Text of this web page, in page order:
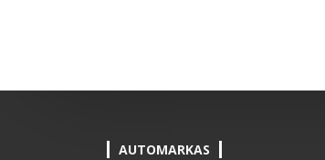
AUTOMARKAS